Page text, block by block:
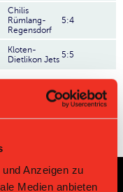
Anzeigen zu
Medien anbieten
Chilis
Rümlang-
Regensdorf
5:4
Kloten-
Dietlikon Jets 5:5